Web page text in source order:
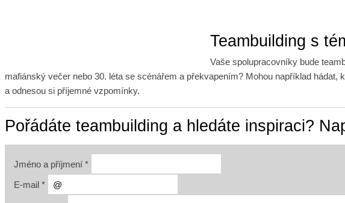
Teambuilding s
Vaše spolupracovníky bude
mafiánský večer nebo 30. léta se scénářem a překvapením? Mohou například
a odnesou si příjemné vzpomínky.
Pořádáte teambuilding a hledáte inspiraci?
Jméno a příjmení *
E-mail *